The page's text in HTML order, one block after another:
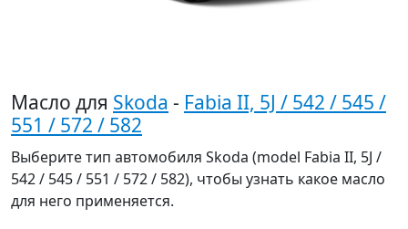
Масло для Skoda - Fabia II, 5J / 542 / 545 /
551 / 572 / 582
Выберите тип автомобиля Skoda (model Fabia II, 5J /
542 / 545 / 551 / 572 / 582), чтобы узнать какое масло
для него применяется.